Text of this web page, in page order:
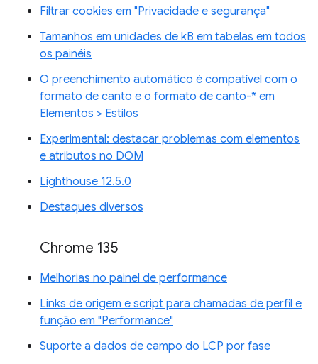
Filtrar cookies em "Privacidade e segurança"
Tamanhos em unidades de kB em tabelas em todos
os painéis
O preenchimento automático é compatível com o
formato de canto e o formato de canto-* em
Elementos > Estilos
Experimental: destacar problemas com elementos
e atributos no DOM
Lighthouse 12.5.0
Destaques diversos
Chrome 135
Melhorias no painel de performance
Links de origem e script para chamadas de perfil e
função em "Performance"
Suporte a dados de campo do LCP por fase